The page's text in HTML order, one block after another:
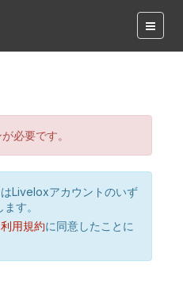
必要です。
Liveloxアカウントのいず
す。
用規約に同意したことに